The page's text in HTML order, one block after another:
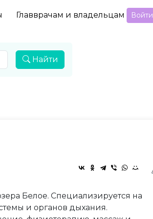
Главврачам и владельцам Войти
Найти
Белое. Специализируется на
и органов дыхания.